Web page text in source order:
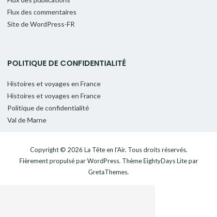
Flux des commentaires
Site de WordPress-FR
POLITIQUE DE CONFIDENTIALITÉ
Histoires et voyages en France
Histoires et voyages en France
Politique de confidentialité
Val de Marne
Copyright © 2026 La Tête en l'Air. Tous droits réservés.
Fièrement propulsé parWordPress. ThèmeEightyDays Litepar
GretaThemes.